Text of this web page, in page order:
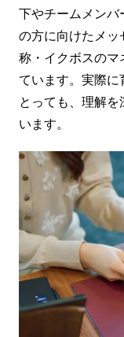
下やチームメンバ
の方に向けたメッ
称・イクボスのマ
ています。実際に
とっても、理解
います。